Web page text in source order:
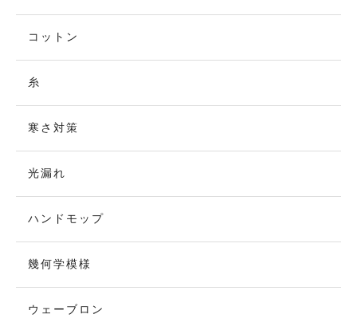
コットン
糸
寒さ対策
光漏れ
ハンドモップ
幾何学模様
ウェーブロン